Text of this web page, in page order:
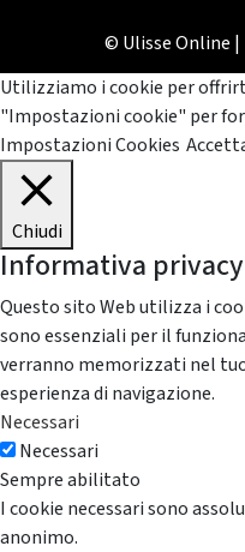
© Ulisse Online
Utilizziamo i cookie per
"Impostazioni cookie" per
Impostazioni Cookies
Chiudi
Informativa privacy
Questo sito Web utilizza i
sono essenziali per il
verranno memorizzati nel
esperienza di navigazione.
Necessari
Necessari
Sempre abilitato
I cookie necessari sono
anonimo.